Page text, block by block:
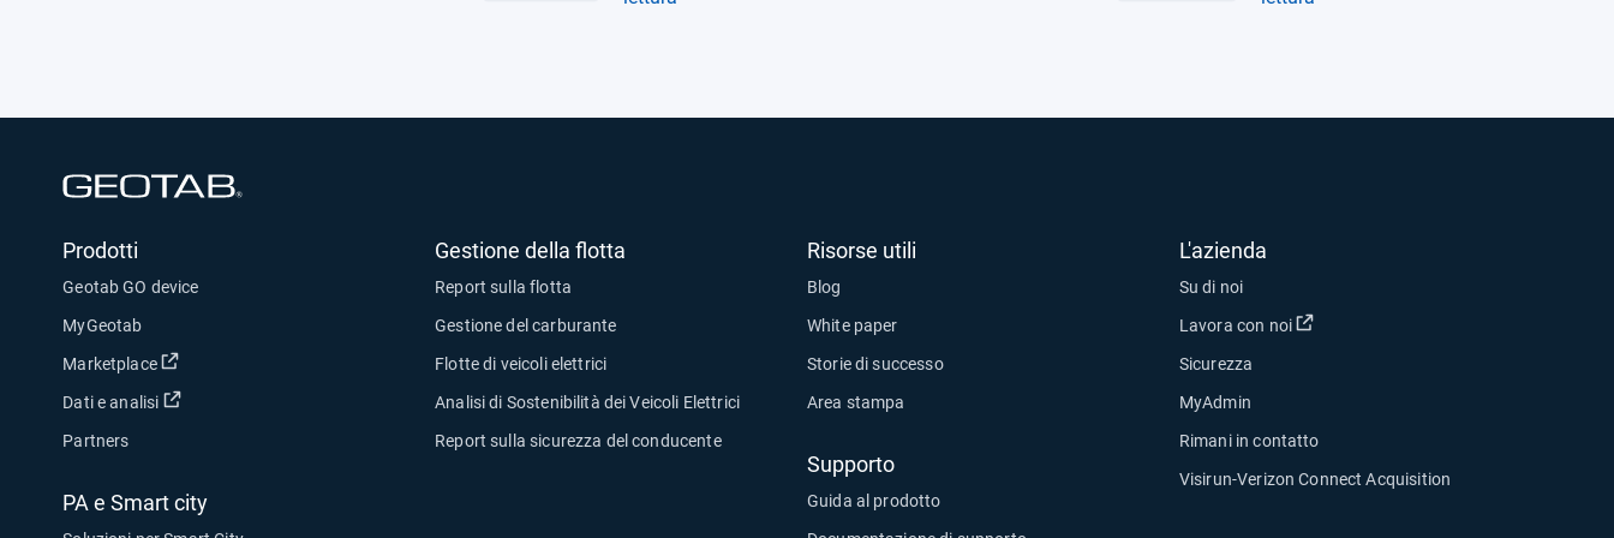
Prodotti
Geotab GO device
MyGeotab
Marketplace
Apri in una nuova finestra
Dati e analisi Apri in una nuova finestra
Partners
PA e Smart city
Gestione della flotta
Report sulla flotta
Gestione del carburante
Flotte di veicoli elettrici
Analisi di Sostenibilità dei Veicoli Elettrici
Report sulla sicurezza del conducente
Risorse utili
Blog
White paper
Storie di successo
Area stampa
Supporto
Guida al prodotto
L'azienda
Su di noi
Lavora con noi
Apri in una nuova finestra
Sicurezza
MyAdmin
Rimani in contatto
Visirun-Verizon Connect Acquisition